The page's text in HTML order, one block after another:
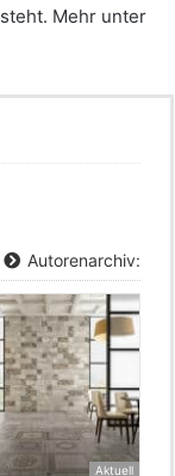
Mehr unter
Autorenarchiv:
Aktuell